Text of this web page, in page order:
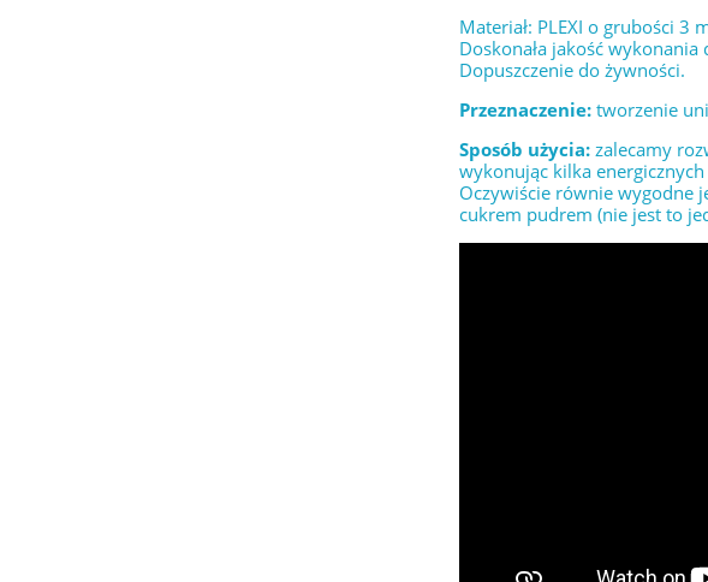
Materiał: PLEXI o grubości 3
Doskonała jakość
Dopuszczenie do żywności.
Przeznaczenie: tworzenie
Sposób użycia: zalecamy
wykonując kilka
Oczywiście równie wygodne
cukrem pudrem (nie jest to